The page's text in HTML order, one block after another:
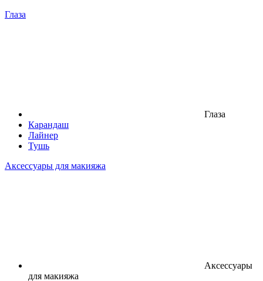
Глаза
Глаза
Карандаш
Лайнер
Тушь
Аксессуары для макияжа
Аксессуары
для макияжа